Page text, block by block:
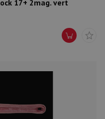
17+ 2mag. vert